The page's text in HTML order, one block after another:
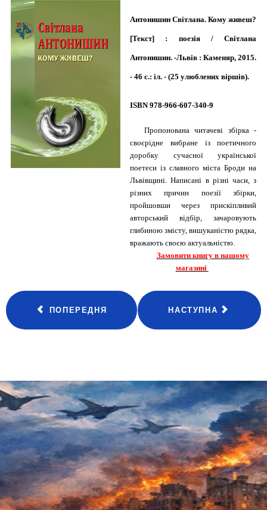
Антонишин Світлана. Кому живеш?
[Текст] : поезія / Світлана
Антонишин. -Львів : Каменяр, 2015.
- 46 с.: іл. - (25 улюблених віршів).
ISBN 978-966-607-340-9
Пропонована читачеві збірка -
своєрідне вибране із поетичного
доробку сучасної української
поетеси із славного міста Броди на
Львівщині. Написані в різні часи, з
різних причин поезії збірки,
пройшовши через прискіпливий
авторський відбір, зачаровують
глибиною змісту, вишуканістю рядка,
вражають своєю актуальністю.
Замовити книгу в нашому
магазині
ПОПЕРЕДНЯ НАСТУПНА